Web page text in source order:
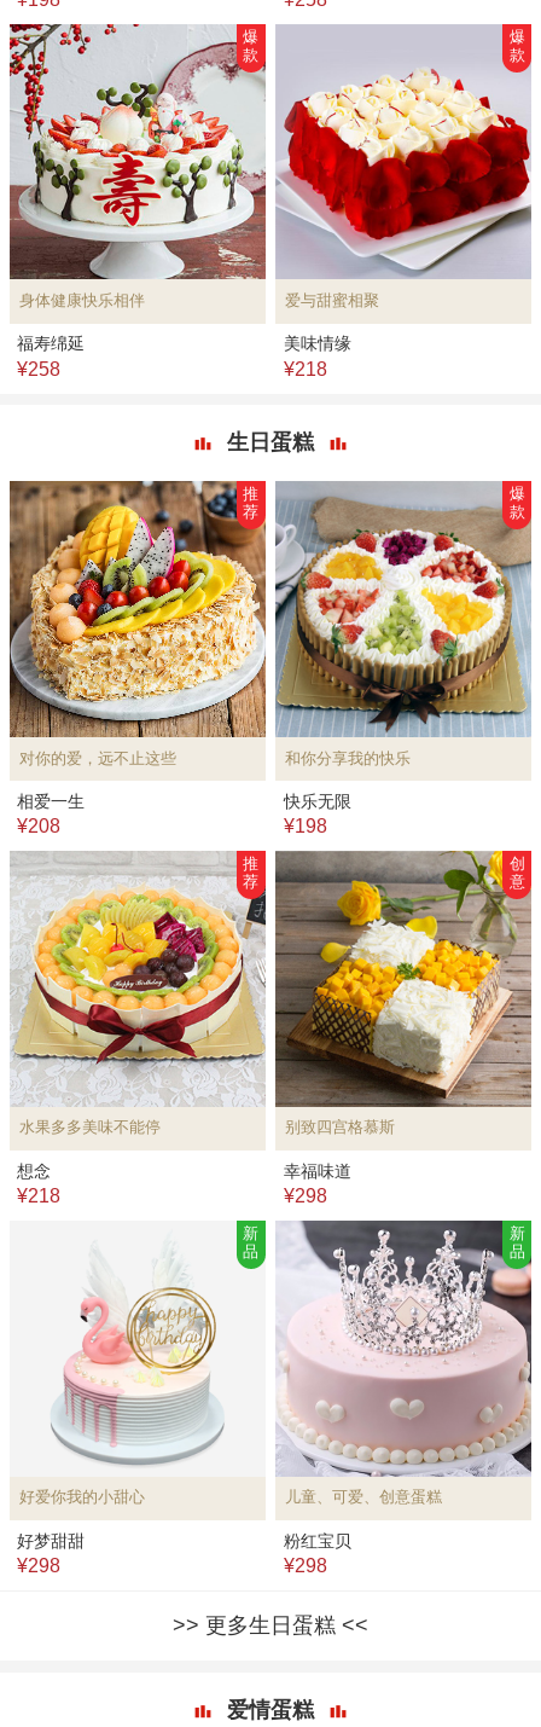
身体健康快乐相伴
爆
款
福寿绵延
¥258
爱与甜蜜相聚
爆
款
美味情缘
¥218
生日蛋糕
对你的爱，远不止这些
推
荐
相爱一生
¥208
和你分享我的快乐
爆
款
快乐无限
¥198
水果多多美味不能停
推
荐
想念
¥218
别致四宫格慕斯
创
意
幸福味道
¥298
好爱你我的小甜心
新
品
好梦甜甜
¥298
儿童、可爱、创意蛋糕
新
品
粉红宝贝
¥298
更多生日蛋糕
爱情蛋糕